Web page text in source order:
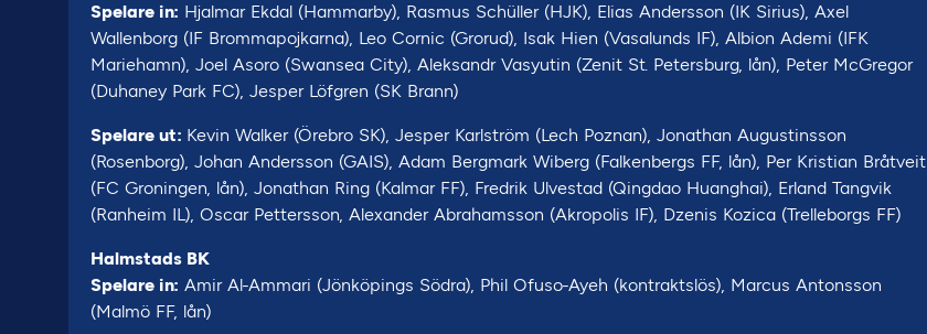
Spelare in: Hjalmar Ekdal (Hammarby), Rasmus Schüller (HJK), Elias Andersson (IK Sirius), Axel
Wallenborg (IF Brommapojkarna), Leo Cornic (Grorud), Isak Hien (Vasalunds IF), Albion Ademi (IFK
Mariehamn), Joel Asoro (Swansea City), Aleksandr Vasyutin (Zenit St. Petersburg, lån), Peter McGregor
(Duhaney Park FC), Jesper Löfgren (SK Brann)
Spelare ut: Kevin Walker (Örebro SK), Jesper Karlström (Lech Poznan), Jonathan Augustinsson
(Rosenborg), Johan Andersson (GAIS), Adam Bergmark Wiberg (Falkenbergs FF, lån), Per Kristian Bråtveit
(FC Groningen, lån), Jonathan Ring (Kalmar FF), Fredrik Ulvestad (Qingdao Huanghai), Erland Tangvik
(Ranheim IL), Oscar Pettersson, Alexander Abrahamsson (Akropolis IF), Dzenis Kozica (Trelleborgs FF)
Halmstads BK
Spelare in: Amir Al-Ammari (Jönköpings Södra), Phil Ofuso-Ayeh (kontraktslös), Marcus Antonsson
(Malmö FF, lån)